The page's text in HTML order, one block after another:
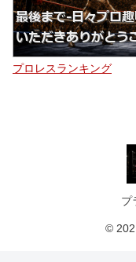
プロレスランキング
プ
©